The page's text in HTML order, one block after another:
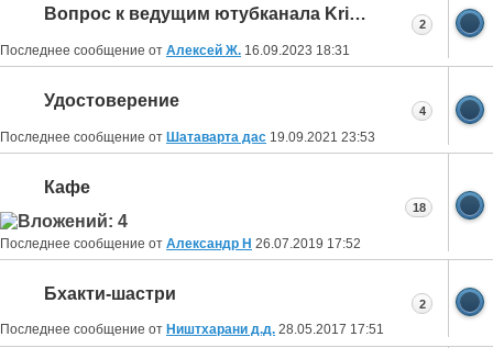
Вопрос к ведущим ютубканала Krishna TV.Можн
Последнее сообщение от Алексей Ж. 16.09.2023 18:31
2
Удостоверение
Последнее сообщение от Шатаварта дас 19.09.2021 23:53
4
Кафе
Последнее сообщение от Александр Н 26.07.2019 17:52
18
Бхакти-шастри
Последнее сообщение от Ништхарани д.д. 28.05.2017 17:51
2